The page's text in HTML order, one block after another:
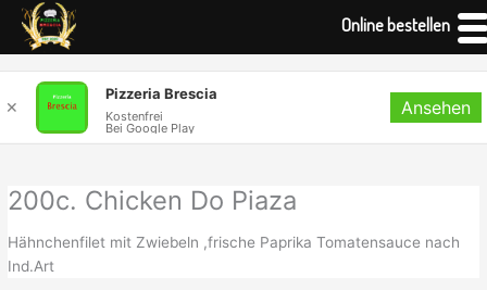
Inhalt
springen
200c. Chicken Do Piaza
Hähnchenfilet mit Zwiebeln ,frische Paprika Tomatensauce nach
Ind.Art
Online bestellen
✕
Pizzeria Brescia
Kostenfrei
Bei Google Play
Ansehen